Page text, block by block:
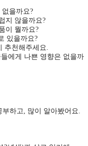
을까요?
지 않을까요?
이 뭘까요?
있을까요?
추천해주세요.
에게 나쁜 영향은 없을까
하고, 많이 알아봤어요.